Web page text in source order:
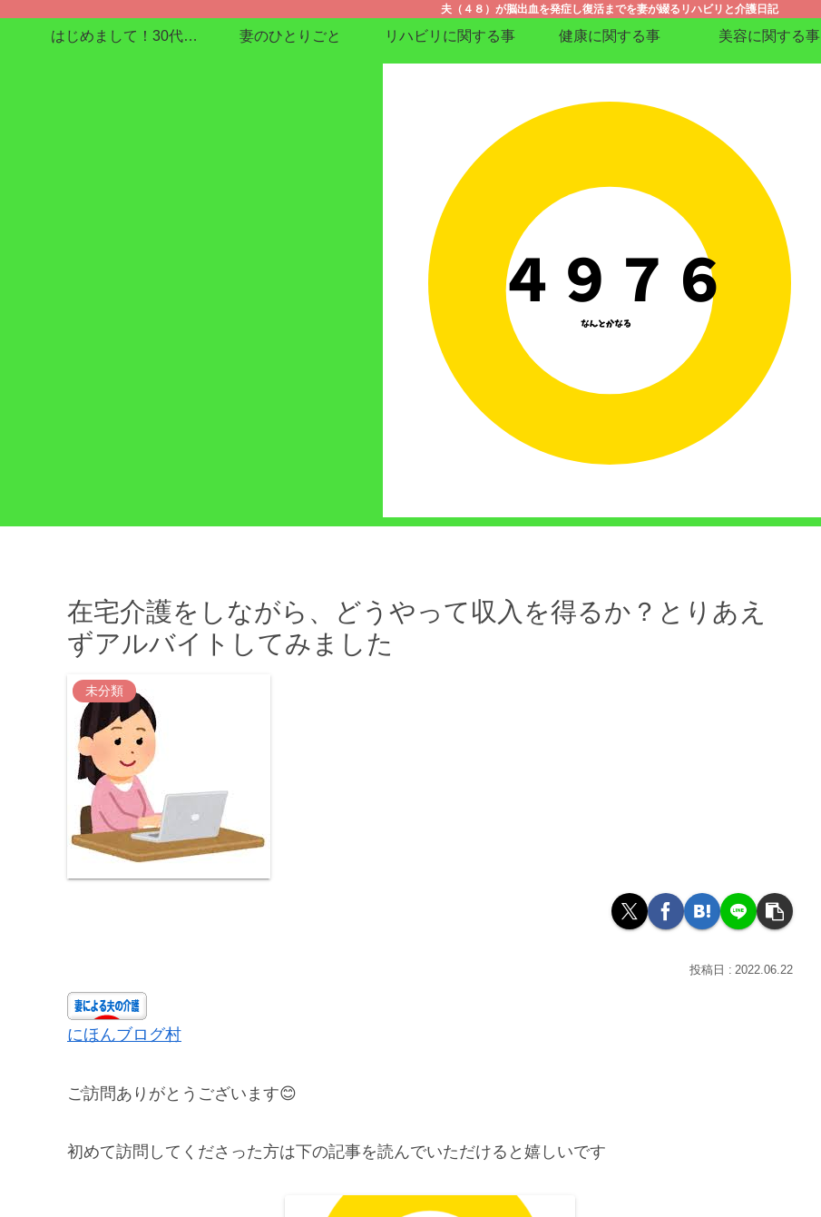
夫（４８）が脳出血を発症し復活までを妻が綴るリハビリと介護日記
はじめまして！30代で在宅介護enjoyしてます 妻のひとりごと リハビリに関する事 健康に関する事 美容に関する事
在宅介護をしながら、どうやって収入を得るか？とりあえ
ずアルバイトしてみました
未分類
2022.06.22
にほんブログ村
ご訪問ありがとうございます😊
初めて訪問してくださった方は下の記事を読んでいただけると嬉しいです